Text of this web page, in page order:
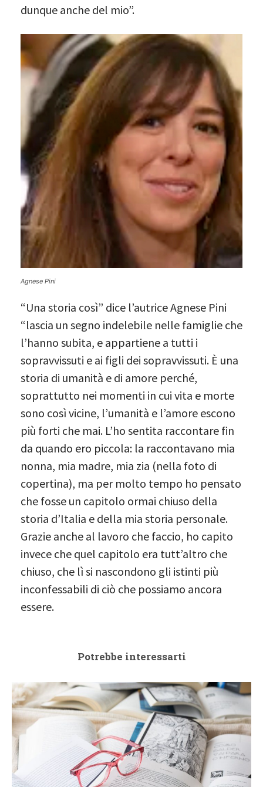
dunque anche del mio”.
Agnese Pini
“Una storia così” dice l’autrice Agnese Pini
“lascia un segno indelebile nelle famiglie che
l’hanno subita, e appartiene a tutti i
sopravvissuti e ai figli dei sopravvissuti. È una
storia di umanità e di amore perché,
soprattutto nei momenti in cui vita e morte
sono così vicine, l’umanità e l’amore escono
più forti che mai. L’ho sentita raccontare fin
da quando ero piccola: la raccontavano mia
nonna, mia madre, mia zia (nella foto di
copertina), ma per molto tempo ho pensato
che fosse un capitolo ormai chiuso della
storia d’Italia e della mia storia personale.
Grazie anche al lavoro che faccio, ho capito
invece che quel capitolo era tutt’altro che
chiuso, che lì si nascondono gli istinti più
inconfessabili di ciò che possiamo ancora
essere.
Potrebbe interessarti